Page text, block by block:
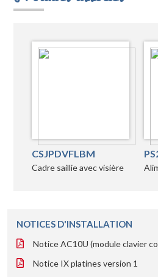
CSJPDVFLBM
Cadre saillie avec visière
NOTICES D'INSTALLATION
Notice AC10U (module clavier
Notice IX platines version 1